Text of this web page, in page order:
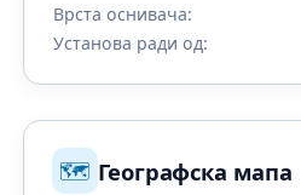
Врста оснивача:
Установа ради од:
🗺️ Географска мапа